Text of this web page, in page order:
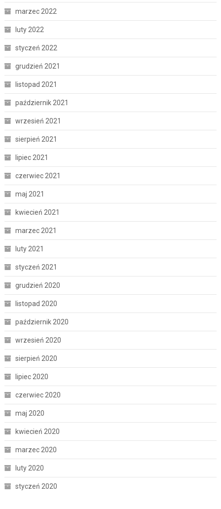
marzec 2022
luty 2022
styczeń 2022
grudzień 2021
listopad 2021
październik 2021
wrzesień 2021
sierpień 2021
lipiec 2021
czerwiec 2021
maj 2021
kwiecień 2021
marzec 2021
luty 2021
styczeń 2021
grudzień 2020
listopad 2020
październik 2020
wrzesień 2020
sierpień 2020
lipiec 2020
czerwiec 2020
maj 2020
kwiecień 2020
marzec 2020
luty 2020
styczeń 2020